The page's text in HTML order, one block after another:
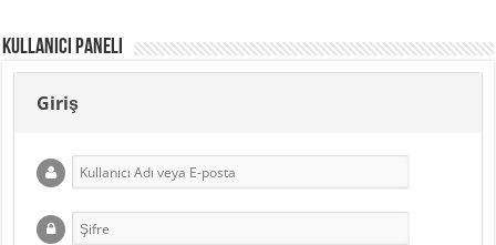
Kullanıcı Paneli
Giriş